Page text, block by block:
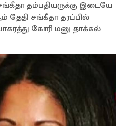
தம்பதியருக்கு இடையே
தேதி சங்கீதா தரப்பில்
கோரி மனு தாக்கல்